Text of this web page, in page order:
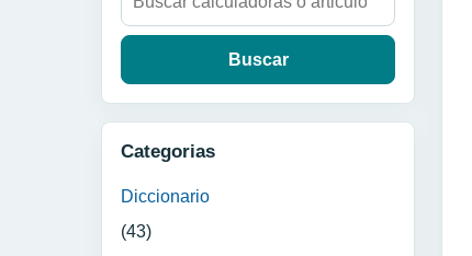
Categorias
Diccionario
(43)